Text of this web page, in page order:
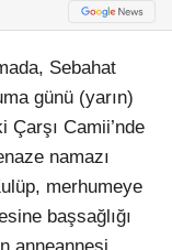
Sebahat
günü (yarın)
Çarşı Camii’nde
namazı
merhumeye
başsağlığı
anneannesi